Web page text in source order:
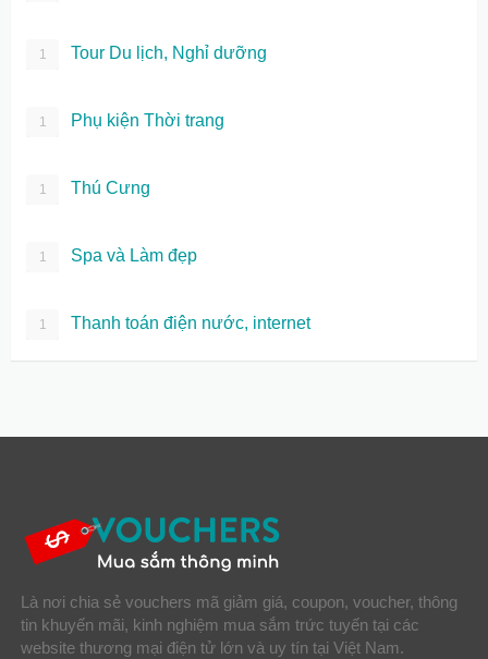
1 Tour Du lịch, Nghỉ dưỡng
1 Phụ kiện Thời trang
1 Thú Cưng
1 Spa và Làm đẹp
1 Thanh toán điện nước, internet
Là nơi chia sẻ vouchers mã giảm giá, coupon, voucher, thông
tin khuyến mãi, kinh nghiệm mua sắm trức tuyến tại các
website thương mại điện tử lớn và uy tín tại Việt Nam.